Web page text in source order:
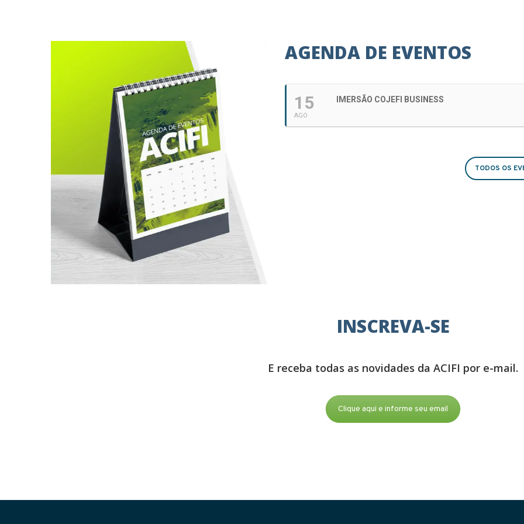
AGENDA DE EVENTOS
15
AGO
IMERSÃO COJEFI BUSINESS
TODOS OS
INSCREVA-SE
E receba todas as novidades da ACIFI por e-mail.
Clique aqui e informe seu email